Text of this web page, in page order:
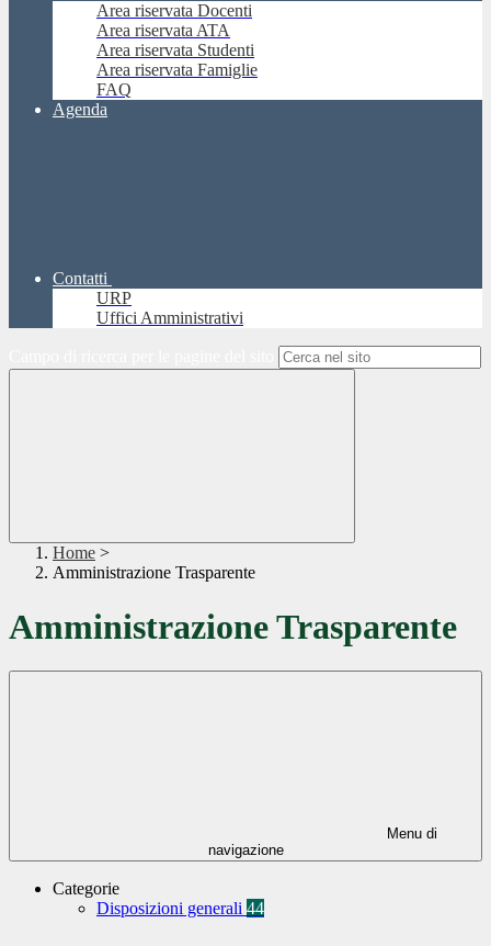
Area riservata Docenti
Area riservata ATA
Area riservata Studenti
Area riservata Famiglie
FAQ
Agenda
Contatti
URP
Uffici Amministrativi
Home >
Amministrazione Trasparente
Amministrazione Trasparente
Menu di
navigazione
Categorie
Disposizioni generali 44